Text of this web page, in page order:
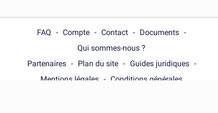
FAQ Compte Contact
Documents
Qui sommes-nous ?
Partenaires
Plan du site
Guides juridiques
Mentions légales
Conditions générales